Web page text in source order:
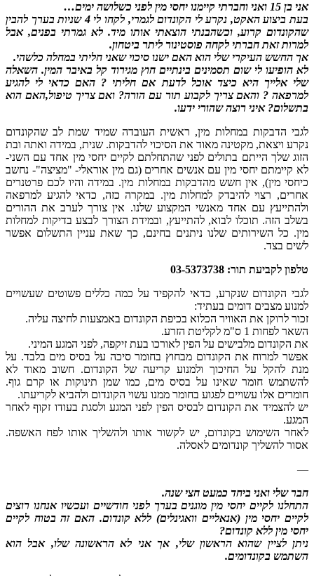
אני בן 15 ואני וחברתי קיימנו יחסי מין לפני כשלושה ימים…
בעת ביצוע האקט, נקרע לי הקונדום לגמרי, לקחו לי 4 שניות בערך להבין
שהקונדום קרוע, וכשהבנתי הוצאתי אותו מיד. לא גמרתי בפנים, אבל
למרות זאת חברתי לקחה פוסטינור ליתר ביטחון.
אך החשש העיקרי שלי הוא האם ישנו סיכוי שאני חליתי במחלה כלשהי.
לא הופיעו לי שום תסמינים בינתיים חוץ מגירוד קל באיבר המין. השאלה
שלי אלייך היא כיצד אוכל לדעת אם חליתי ? האם כדאי לי להגיע
למרפאה ? והאם צריך לקבוע תור עם הורה? ואם צריך טיפול,האם הוא
בתשלום? איני רוצה שהורי ידעו.
לגבי הדבקות במחלות מין, ראשית העובדה שמיד שמת לב שהקונדום
נקרע ויצאת, מקטינה מאוד את הסיכוי להדבקות. שנית, במידה ואתה ובת
הזוג שלך הייתם בתולים לפני שהתחלתם לקיים יחסי מין אחד עם השני-
לא קיימתם יחסי מין עם אנשים אחרים (גם מין אוראלי- "מציצה"- נחשב
כיחסי מין), אין חשש מהדבקות במחלות מין. במידה והיו לכם פרטנרים
אחרים, רצוי להיבדק למחלות מין. במקרה כזה, כדאי להגיע למרפאה
ולהתייעץ עם אחד מאנשי המקצוע שלנו. אין צורך לערב את ההורים
בשלב הזה. תוכלו לבוא, להתייעץ, ובמידת הצורך לבצע בדיקות למחלות
מין. כל השירותים שלנו ניתנים בחינם, כך שאת עניין התשלום אפשר
לשים בצד.
טלפון לקביעת תור: 03-5373738
לגבי הקונדום שנקרע, כדאי להקפיד על כמה כללים פשוטים שעשויים
למנוע מצבים דומים בעתיד:
זכור לרוקן את האוויר הכלוא בכיפת הקונדום באמצעות לחיצה עליה.
השאר לפחות 1 ס"מ לקליטת הזרע.
את הקונדום מלבישים על הפין לאורכו בעת זיקפה, לפני המגע המיני.
אפשר למרוח את הקונדום מבחוץ בחומר סיכה על בסיס מים בלבד. על
מנת להקל על החיכוך ולמנוע קריעה של הקונדום. חשוב מאוד לא
להשתמש חומר שאינו על בסיס מים, כמו שמן תינוקות או קרם גוף.
חומרים אלו עשויים לפגוע בחומר ממנו עשוי הקונדום ולהביא לקריעתו.
יש להצמיד את הקונדום לבסיס הפין לפני המגע ולסגת בעודו זקוף לאחר
המגע.
לאחר השימוש בקונדום, יש לקשור אותו ולהשליך אותו לפח האשפה.
אסור להשליך קונדומים לאסלה.
—
חבר שלי ואני ביחד כמעט חצי שנה.
התחלנו לקיים יחסי מין מוגנים בערך לפני חודשיים ועכשיו אנחנו רוצים
לקיים יחסי מין (אנאליים וואגינלים) ללא קונדום. האם זה בטוח לקיים
יחסי מין ללא קונדום?
ניתן לציין שהוא הראשון שלי, אך אני לא הראשונה שלו, אבל הוא
השתמש בקונדומים.